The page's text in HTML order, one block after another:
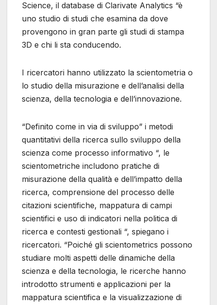
Science, il database di Clarivate Analytics “è
uno studio di studi che esamina da dove
provengono in gran parte gli studi di stampa
3D e chi li sta conducendo.
I ricercatori hanno utilizzato la scientometria o
lo studio della misurazione e dell’analisi della
scienza, della tecnologia e dell’innovazione.
“Definito come in via di sviluppo” i metodi
quantitativi della ricerca sullo sviluppo della
scienza come processo informativo “, le
scientometriche includono pratiche di
misurazione della qualità e dell’impatto della
ricerca, comprensione del processo delle
citazioni scientifiche, mappatura di campi
scientifici e uso di indicatori nella politica di
ricerca e contesti gestionali “, spiegano i
ricercatori. “Poiché gli scientometrics possono
studiare molti aspetti delle dinamiche della
scienza e della tecnologia, le ricerche hanno
introdotto strumenti e applicazioni per la
mappatura scientifica e la visualizzazione di